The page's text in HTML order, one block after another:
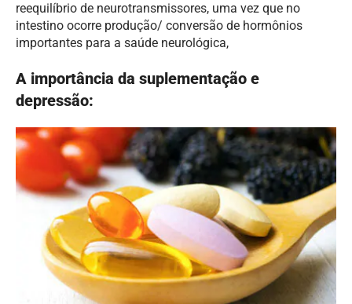
reequilíbrio de neurotransmissores, uma vez que no
intestino ocorre produção/ conversão de hormônios
importantes para a saúde neurológica,
A importância da suplementação e
depressão: